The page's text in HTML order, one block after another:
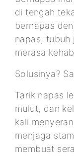
di tengah
bernapas
napas,
merasa
Solusinya?
Tarik napas
mulut, dan
kali
menjaga
membuat